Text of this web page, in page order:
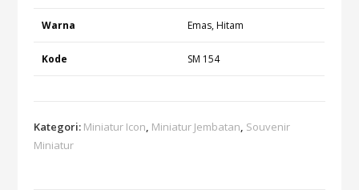
Warna Emas, Hitam
Kode SM 154
Kategori: Miniatur Icon, Miniatur Jembatan, Souvenir
Miniatur